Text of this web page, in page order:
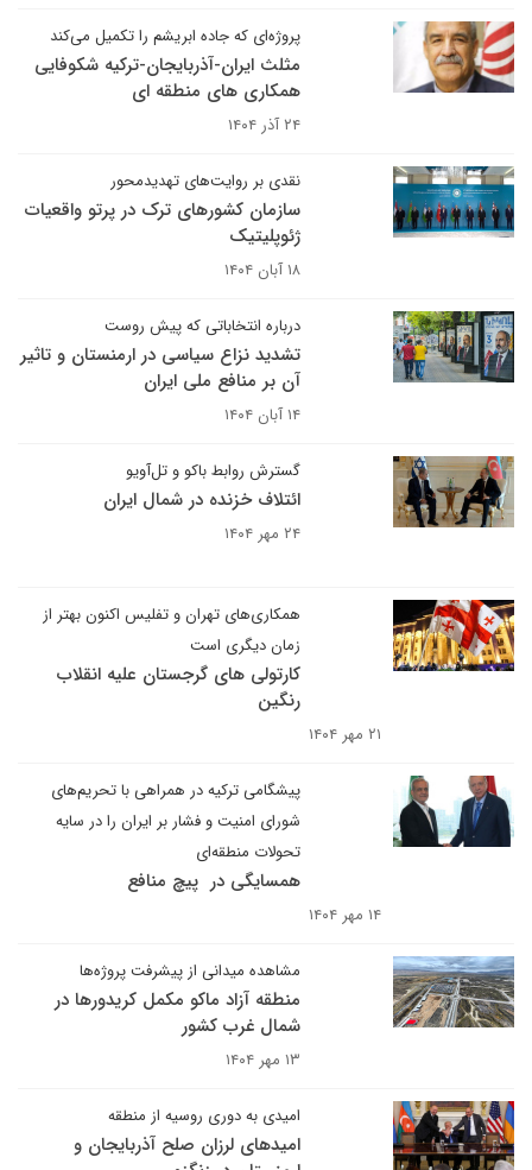
پروژه‌ای که جاده ابریشم را تکمیل می‌کند
مثلث ایران-آذربایجان-ترکیه شکوفایی
همکاری های منطقه ای
۲۴ آذر ۱۴۰۴
نقدی بر روایت‌های تهدیدمحور
سازمان کشورهای ترک در پرتو واقعیات
ژئوپلیتیک
۱۸ آبان ۱۴۰۴
درباره انتخاباتی که پیش روست
تشدید نزاع سیاسی در ارمنستان و تاثیر
آن بر منافع ملی ایران
۱۴ آبان ۱۴۰۴
گسترش روابط باکو و تل‌آویو
ائتلاف خزنده در شمال ایران
۲۴ مهر ۱۴۰۴
همکاری‌های تهران و تفلیس اکنون بهتر از
زمان دیگری است
کارتولی های گرجستان علیه انقلاب
رنگین
۲۱ مهر ۱۴۰۴
پیشگامی ترکیه در همراهی با تحریم‌های
شورای امنیت و فشار بر ایران را در سایه
تحولات منطقه‌ای
همسایگی در پیچ منافع
۱۴ مهر ۱۴۰۴
مشاهده میدانی از پیشرفت پروژه‌ها
منطقه آزاد ماکو مکمل کریدورها در
شمال غرب کشور
۱۳ مهر ۱۴۰۴
امیدی به دوری روسیه از منطقه
امیدهای لرزان صلح آذربایجان و